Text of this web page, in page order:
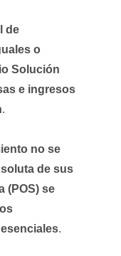
de
o
Solución
e ingresos
.
no se
de sus
(POS) se
.